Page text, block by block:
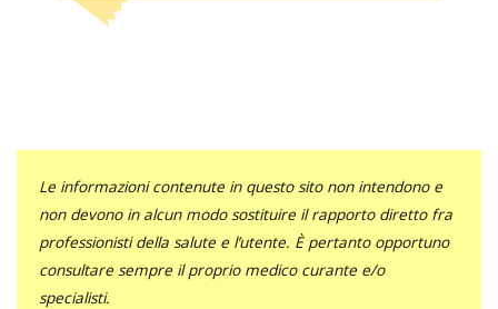
Le informazioni contenute in questo sito non intendono e
non devono in alcun modo sostituire il rapporto diretto fra
professionisti della salute e l’utente. È pertanto opportuno
consultare sempre il proprio medico curante e/o
specialisti.